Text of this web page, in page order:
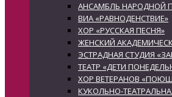
АНСАМБЛЬ НАРОДНОЙ
ВИА «РАВНОДЕНСТВИЕ»
ХОР «РУССКАЯ ПЕСНЯ»
ЖЕНСКИЙ
ЭСТРАДНАЯ СТУДИЯ
ТЕАТР «ДЕТИ
ХОР ВЕТЕРАНОВ
КУКОЛЬНО-